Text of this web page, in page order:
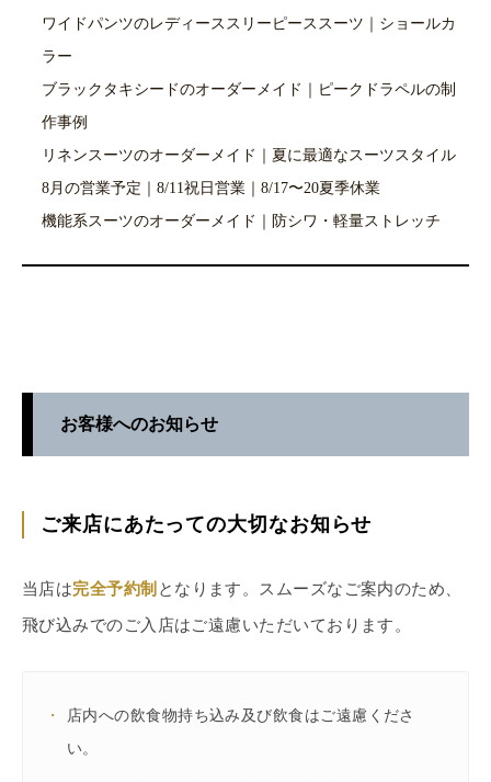
ワイドパンツのレディーススリーピーススーツ｜ショールカ
ラー
ブラックタキシードのオーダーメイド｜ピークドラペルの制
作事例
リネンスーツのオーダーメイド｜夏に最適なスーツスタイル
8月の営業予定｜8/11祝日営業｜8/17〜20夏季休業
機能系スーツのオーダーメイド｜防シワ・軽量ストレッチ
お客様へのお知らせ
ご来店にあたっての大切なお知らせ
当店は完全予約制 となります。スムーズなご案内のため、
飛び込みでのご入店はご遠慮いただいております。
・
店内への飲食物持ち込み及び飲食はご遠慮くださ
い。